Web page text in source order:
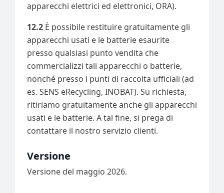
apparecchi elettrici ed elettronici, ORA).
12.2 È possibile restituire gratuitamente gli
apparecchi usati e le batterie esaurite
presso qualsiasi punto vendita che
commercializzi tali apparecchi o batterie,
nonché presso i punti di raccolta ufficiali (ad
es. SENS eRecycling, INOBAT). Su richiesta,
ritiriamo gratuitamente anche gli apparecchi
usati e le batterie. A tal fine, si prega di
contattare il nostro servizio clienti.
Versione
Versione del maggio 2026.